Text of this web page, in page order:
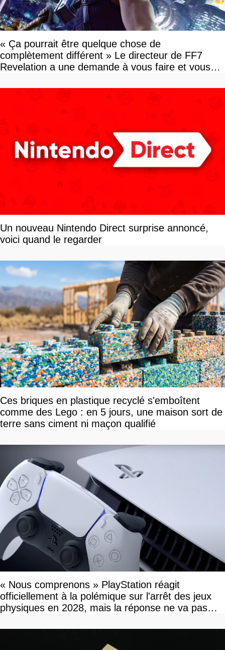
« Ça pourrait être quelque chose de
complètement différent » Le directeur de FF7
Revelation a une demande à vous faire et vous
Un nouveau Nintendo Direct surprise annoncé,
voici quand le regarder
Ces briques en plastique recyclé s'emboîtent
comme des Lego : en 5 jours, une maison sort de
terre sans ciment ni maçon qualifié
« Nous comprenons » PlayStation réagit
officiellement à la polémique sur l'arrêt des jeux
physiques en 2028, mais la réponse ne va pas